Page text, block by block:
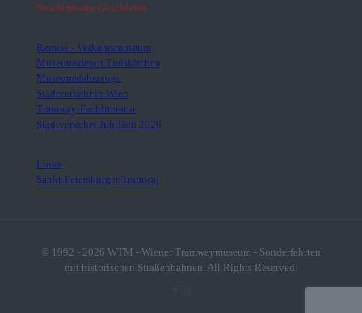
Straßenbahn-Geschichte
Remise - Verkehrsmuseum
Museumsdepot Traiskirchen
Museumsfahrzeuge
Stadtverkehr in Wien
Tramway-Fachliteratur
Stadtverkehrs-Jubiläen 2026
Links
Sankt-Petersburger Tramwaj
© 1992 - 2026 WTM - Wiener Tramwaymuseum - Sonderfahrten
mit historischen Straßenbahnen. All Rights Reserved.